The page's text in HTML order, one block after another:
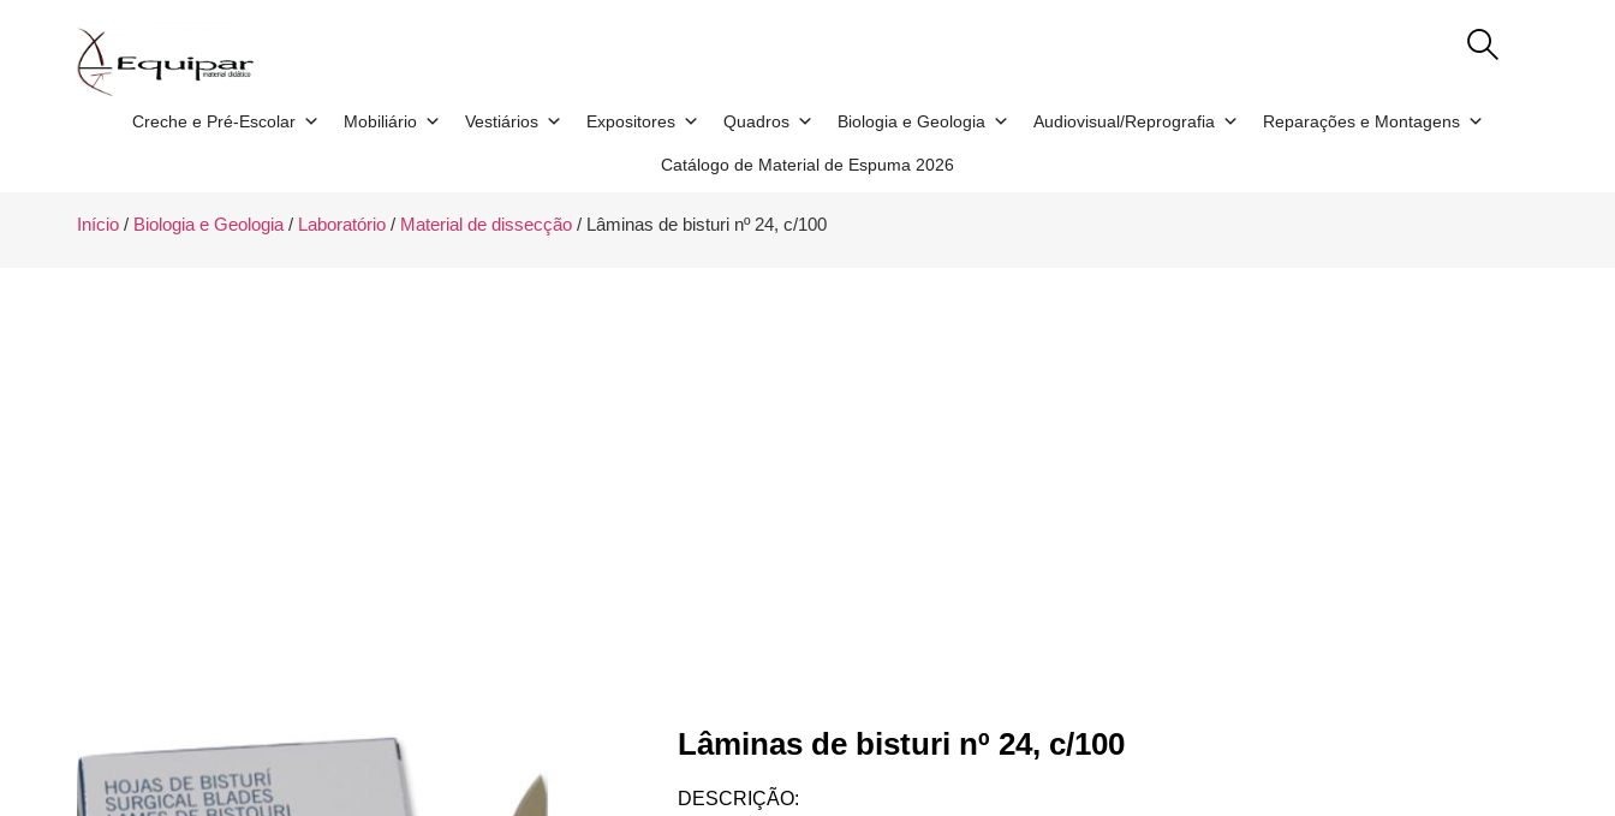
Creche e Pré-Escolar Mobiliário Vestiários Expositores Quadros Biologia e Geologia Audiovisual/Reprografia Reparações e Montagens
Catálogo de Material de Espuma 2026
Início/ Biologia e Geologia/ Laboratório/ Material de dissecção/ Lâminas de bisturi nº 24, c/100
Lâminas de bisturi nº 24, c/100
DESCRIÇÃO: